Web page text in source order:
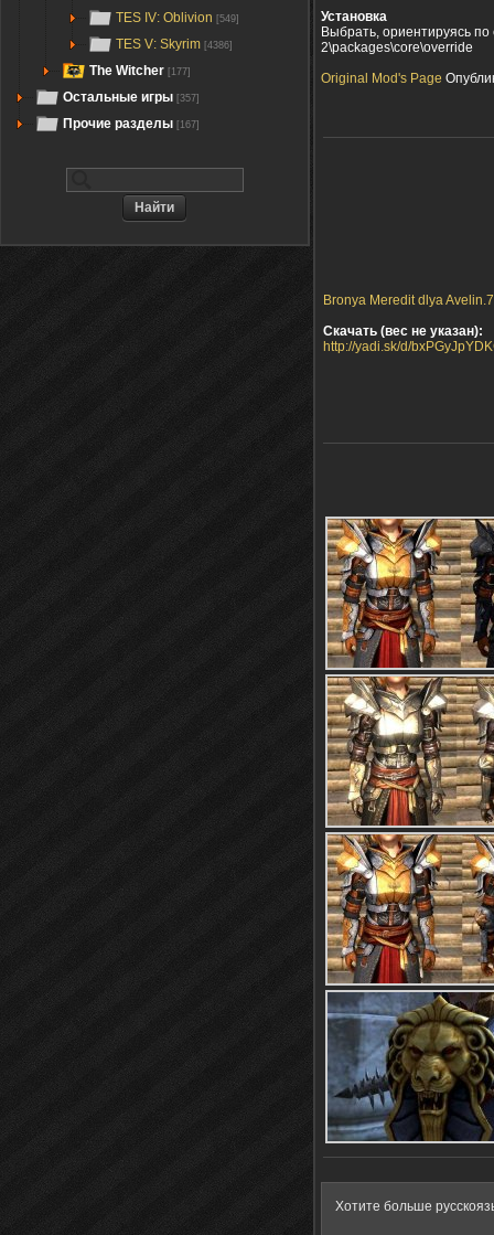
TES IV: Oblivion [549]
TES V: Skyrim [4386]
The Witcher [177]
Остальные игры [357]
Прочие разделы [167]
Установка
Выбрать, ориентируясь
2\packages\core\override
Original Mod's Page
Bronya Meredit dlya
Скачать (вес не указан):
http://yadi.sk/d/
Хотите больше